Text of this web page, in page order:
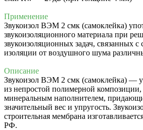
Применение
Звукоизол ВЭМ 2 смк (самоклейка)
звукоизоляционного материала при
звукоизоляционных задач, связанных
изоляции от воздушного шума
Описание
Звукоизол ВЭМ 2 смк (самоклейка) —
из непростой полимерной
минеральным наполнителем,
значительный вес и упругость.
строительная мембрана
РФ.